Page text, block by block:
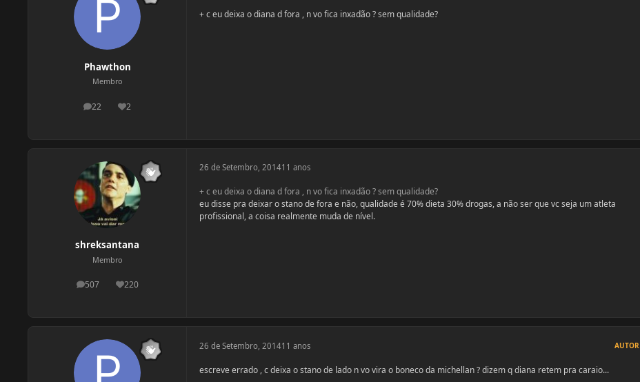
Phawthon
Membro
22
postagens
2
Reputação
+ c eu deixa o diana d fora , n vo fica inxadão ? sem qualidade?
shreksantana
Membro
507
postagens220
Reputação
26 de Setembro, 201411 anos
+ c eu deixa o diana d fora , n vo fica inxadão ? sem qualidade?
eu disse pra deixar o stano de fora e não, qualidade é 70% dieta 30% drogas, a não ser que vc seja um atleta
profissional, a coisa realmente muda de nível.
26 de Setembro, 201411 anos AUTOR
escreve errado , c deixa o stano de lado n vo vira o boneco da michellan ? dizem q diana retem pra caraio...